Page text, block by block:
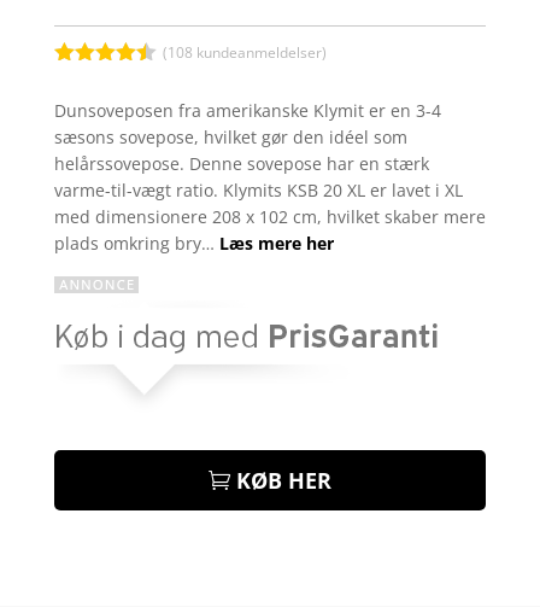
ud af 5
baseret
på
kundebedø
mmelser
(108 kundeanmeldelser)
Dunsoveposen fra amerikanske Klymit er en 3-4
sæsons sovepose, hvilket gør den idéel som
helårssovepose. Denne sovepose har en stærk
varme-til-vægt ratio. Klymits KSB 20 XL er lavet i XL
med dimensionere 208 x 102 cm, hvilket skaber mere
plads omkring bry… Læs mere her
KØB HER